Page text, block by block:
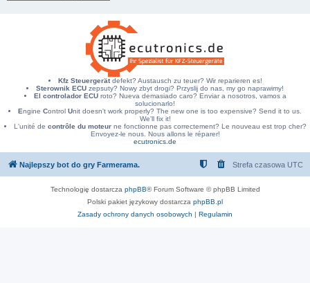
Kfz Steuergerätdefekt? Austausch zu teuer? Wir reparieren es!
Sterownik ECU zepsuty? Nowy zbyt drogi? Przyslij do nas, my go naprawimy!
El controlador ECUroto? Nueva demasiado caro? Enviar a nosotros, vamos a
solucionarlo!
Engine Control Unit doesn't work properly? The new one is too expensive? Send it to us.
We'll fix it!
L'unité de contrôle du moteurne fonctionne pas correctement? Le nouveau est trop cher?
Envoyez-le nous. Nous allons le réparer!
ecutronics.de
Najlepszy bot do gry Farmerama. Strefa czasowa UTC
Technologię dostarcza phpBB® Forum Software © phpBB Limited
Polski pakiet językowy dostarcza phpBB.pl
Zasady ochrony danych osobowych | Regulamin